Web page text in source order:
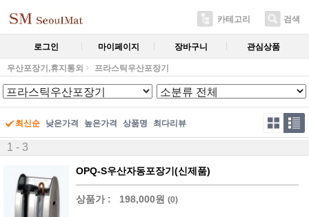
카테고리 검색
로그인 마이페이지 장바구니 관심상품
우산포장기,휴지통외 프라스틱우산포장기
최신순 낮은가격 높은가격 상품명 최다리뷰
1 - 3
OPQ-S우산자동포장기(신제품)
상품가 : 198,000원 (0)